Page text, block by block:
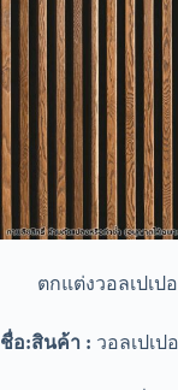
ตกแต่งวอลเปเป
ชื่อ:สินค้า : วอลเปเ